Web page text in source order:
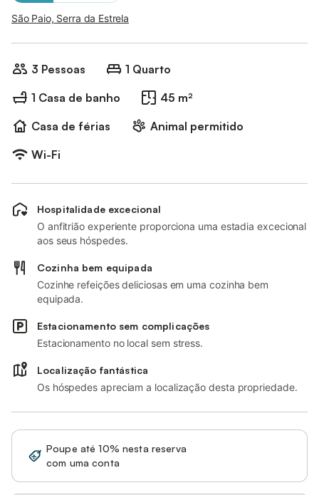
São Paio, Serra da Estrela
3 Pessoas
1 Quarto
1 Casa de banho
45 m²
Casa de férias
Animal permitido
Wi-Fi
Hospitalidade excecional
O anfitrião experiente proporciona uma estadia excecional
aos seus hóspedes.
Cozinha bem equipada
Cozinhe refeições deliciosas em uma cozinha bem
equipada.
Estacionamento sem complicações
Estacionamento no local sem stress.
Localização fantástica
Os hóspedes apreciam a localização desta propriedade.
Poupe até 10% nesta reserva
com uma conta